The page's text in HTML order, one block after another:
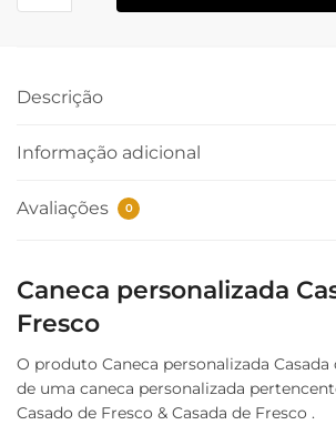
Descrição
Informação adicional
Avaliações 0
Caneca personalizada
Fresco
O produto Caneca personalizada Casada
de uma caneca personalizada
Casado de Fresco & Casada de Fresco .